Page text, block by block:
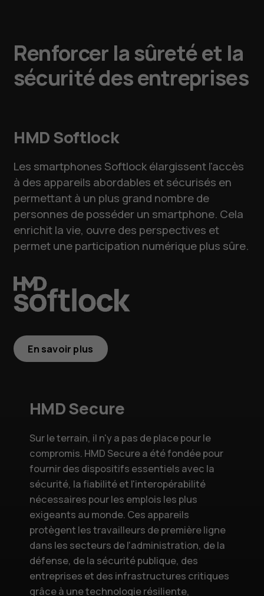
Renforcer la sûreté et la
sécurité des entreprises
HMD Softlock
Les smartphones Softlock élargissent l'accès
à des appareils abordables et sécurisés en
permettant à un plus grand nombre de
personnes de posséder un smartphone. Cela
enrichit la vie, ouvre des perspectives et
permet une participation numérique plus sûre.
En savoir plus
HMD Secure
Sur le terrain, il n'y a pas de place pour le
compromis. HMD Secure a été fondée pour
fournir des dispositifs essentiels avec la
sécurité, la fiabilité et l'interopérabilité
nécessaires pour les emplois les plus
exigeants au monde. Ces appareils
protègent les travailleurs de première ligne
dans les secteurs de l'administration, de la
défense, de la sécurité publique, des
entreprises et des infrastructures critiques
grâce à une technologie résiliente,